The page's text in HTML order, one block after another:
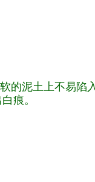
的泥土上不易陷
痕。